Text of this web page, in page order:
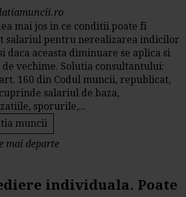
mai jos in ce conditii poate fi
salariul pentru nerealizarea indicilor
daca aceasta diminuare se aplica si
vechime. Solutia consultantului:
160 din Codul muncii, republicat,
salariul de baza,
sporurile,...
muncii
mai departe
individuala. Poate